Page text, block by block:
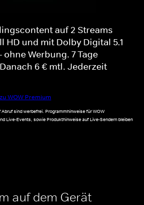
auf 2 Streams
HD und mit Dolby Digital 5.1
Werbung. 7 Tage
6 € mtl. Jederzeit
WOW Premium
sind werbefrei. Programmhinweise für WOW
Live-Events, sowie Produkthinweise auf Live-Sendern bleiben
auf dem Gerät